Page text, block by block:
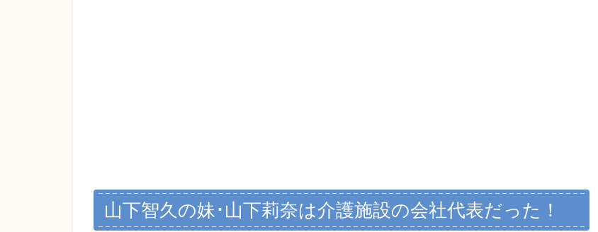
山下智久の妹･山下莉奈は介護施設の会社代表だった！